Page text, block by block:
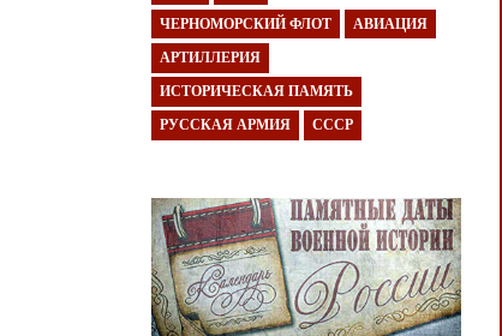
ЧЕРНОМОРСКИЙ ФЛОТ АВИАЦИЯ
АРТИЛЛЕРИЯ
ИСТОРИЧЕСКАЯ ПАМЯТЬ
РУССКАЯ АРМИЯ СССР